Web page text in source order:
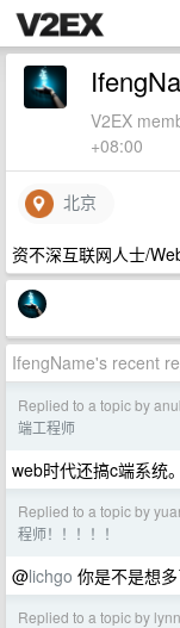
V2EX
+08:00
北京
资不深互联网人士/
IfengName's recent
Replied to a topic by
端工程师
web时代还搞c端系统
Replied to a topic by
程师！！！！！
@lichgo 你是不是想
Replied to a topic by